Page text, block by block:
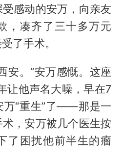
感动的安万，向亲友
，凑齐了三十多万元
了手术。
安。”安万感慨。这座
让他声名大噪，早在7
万“重生”了——那是一
，安万被几个医生按
了困扰他前半生的瘤